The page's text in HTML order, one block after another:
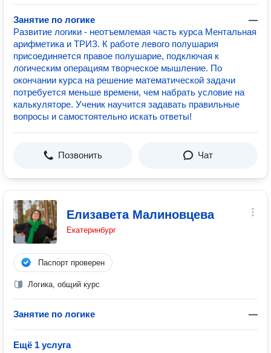
Занятие по логике
—
Развитие логики - неотъемлемая часть курса Ментальная
арифметика и ТРИЗ. К работе левого полушария
присоединяется правое полушарие, подключая к
логическим операциям творческое мышление. По
окончании курса на решение математической задачи
потребуется меньше времени, чем набрать условие на
калькуляторе. Ученик научится задавать правильные
вопросы и самостоятельно искать ответы!
Позвонить Чат
Елизавета Малиновцева
Екатеринбург
Паспорт проверен
Логика, общий курс
Занятие по логике —
Ещё 1 услуга